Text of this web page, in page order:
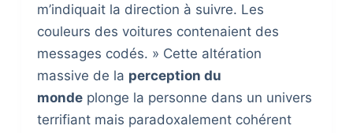
m’indiquait la direction à suivre. Les
couleurs des voitures contenaient des
messages codés. » Cette altération
massive de la perception du
mondeplonge la personne dans un univers
terrifiant mais paradoxalement cohérent